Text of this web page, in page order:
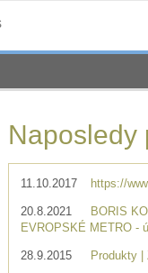
Naposledy
11.10.2017 https://
20.8.2021
BORIS
EVROPSKÉ METRO -
28.9.2015 Produkty